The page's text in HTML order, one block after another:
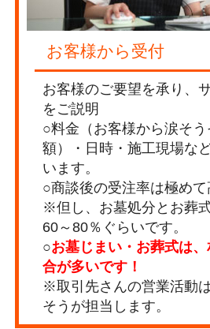
お客様から受付
お客様のご要望を承り、
をご説明
○料金（お客様から涙そ
額）・日時・施工現場な
います。
○商談後の受注率は極めて
※但し、お墓処分とお葬
60～80％ぐらいです。
○お墓じまい・お葬式は
合が多いです！
※取引先さんの営業活動
そうが担当します。